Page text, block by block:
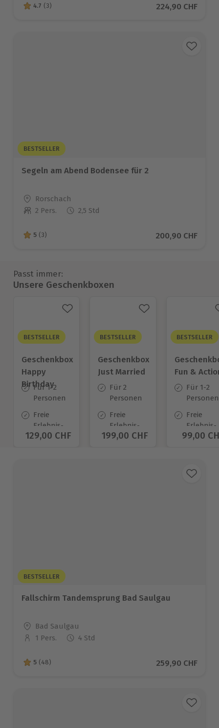
4.7 von 5 Sternen basierend auf 3 Bewertungen
4.7 (3) Aktueller Preis
224,90 CHF
BESTSELLER
Segeln am Abend Bodensee für 2
Standort
Rorschach
Anzahl der Teilnehmer
2 Pers. 2,5 Std
5 von 5 Sternen basierend auf 3 Bewertungen
5 (3) Aktueller Preis
200,90 CHF
Passt immer:
Unsere Geschenkboxen
BESTSELLER
Geschenkbox
Happy
Birthday
Für 1-2
Personen
Freie
Erlebnis-
Auswahl
Aktueller Preis
129,00 CHF
BESTSELLER
Geschenkbox
Just Married
Für 2
Personen
Freie
Erlebnis-
Auswahl
Aktueller Preis
199,00 CHF
BESTSELLER
Fun &
Für 1-2
Personen
Freie
Erlebnis-
Auswahl
99,00
BESTSELLER
Fallschirm Tandemsprung Bad Saulgau
Standort
Bad Saulgau
Anzahl der Teilnehmer
1 Pers. 4 Std
5 von 5 Sternen basierend auf 48 Bewertungen
5 (48) Aktueller Preis
259,90 CHF